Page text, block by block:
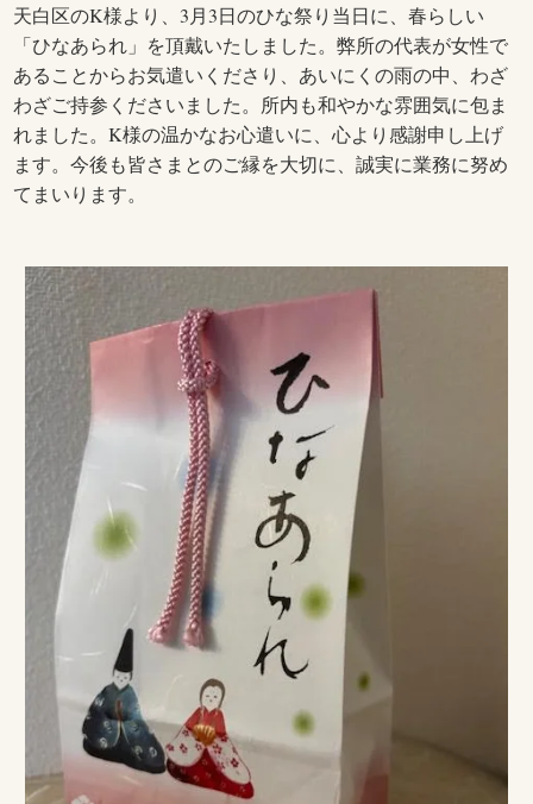
天白区のK様より、3月3日のひな祭り当日に、春らしい
「ひなあられ」を頂戴いたしました。弊所の代表が女性で
あることからお気遣いくださり、あいにくの雨の中、わざ
わざご持参くださいました。 所内も和やかな雰囲気に包ま
れました。K様の温かなお心遣いに、心より感謝申し上げ
ます。今後も皆さまとのご縁を大切に、誠実に業務に努め
てまいります。